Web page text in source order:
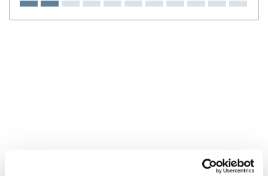
Human Reset Week